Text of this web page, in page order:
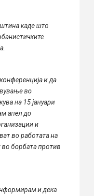
каде што
и да
во
на 15 јануари
апел до
и
во работата на
во борбата против
и дека